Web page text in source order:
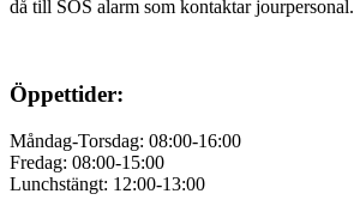
då till SOS alarm som kontaktar jourpersonal.
Öppettider:
Måndag-Torsdag: 08:00-16:00
Fredag: 08:00-15:00
Lunchstängt: 12:00-13:00